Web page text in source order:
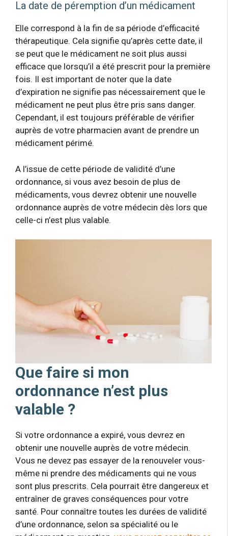
La date de péremption d’un médicament
Elle correspond à la fin de sa période d’efficacité
thérapeutique. Cela signifie qu’après cette date, il
se peut que le médicament ne soit plus aussi
efficace que lorsqu’il a été prescrit pour la première
fois. Il est important de noter que la date
d’expiration ne signifie pas nécessairement que le
médicament ne peut plus être pris sans danger.
Cependant, il est toujours préférable de vérifier
auprès de votre pharmacien avant de prendre un
médicament périmé.
A l’issue de cette période de validité d’une
ordonnance, si vous avez besoin de plus de
médicaments, vous devrez obtenir une nouvelle
ordonnance auprès de votre médecin dès lors que
celle-ci n’est plus valable.
Que faire si mon
ordonnance n’est plus
valable ?
Si votre ordonnance a expiré, vous devrez en
obtenir une nouvelle auprès de votre médecin.
Vous ne devez pas essayer de la renouveler vous-
même ni prendre des médicaments qui ne vous
sont plus prescrits. Cela pourrait être dangereux et
entraîner de graves conséquences pour votre
santé. Pour connaître toutes les durées de validité
d’une ordonnance, selon sa spécialité ou le